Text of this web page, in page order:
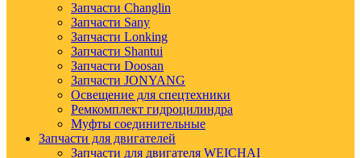
Запчасти Changlin
Запчасти Sany
Запчасти Lonking
Запчасти Shantui
Запчасти Doosan
Запчасти JONYANG
Освещение для спецтехники
Ремкомплект гидроцилиндра
Муфты соединительные
Запчасти для двигателей
Запчасти для двигателя WEICHAI